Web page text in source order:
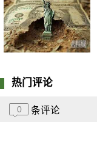
热门评论
0 条评论